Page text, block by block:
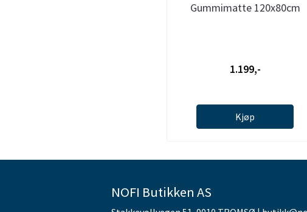
Gummimatte 120x80cm
1.199,-
Kjøp
NOFI Butikken AS